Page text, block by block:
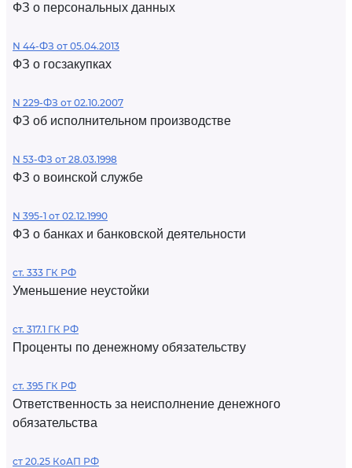
ФЗ о персональных данных
N 44-ФЗ от 05.04.2013
ФЗ о госзакупках
N 229-ФЗ от 02.10.2007
ФЗ об исполнительном производстве
N 53-ФЗ от 28.03.1998
ФЗ о воинской службе
N 395-1 от 02.12.1990
ФЗ о банках и банковской деятельности
ст. 333 ГК РФ
Уменьшение неустойки
ст. 317.1 ГК РФ
Проценты по денежному обязательству
ст. 395 ГК РФ
Ответственность за неисполнение денежного
обязательства
ст 20.25 КоАП РФ